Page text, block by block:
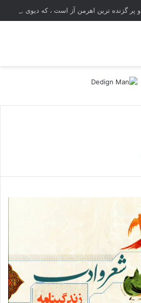
بزرگمهر : زورمندترین و پر گزنده ترین اهرمن آز است ، که دیوی است ستمکار و دیر ساز